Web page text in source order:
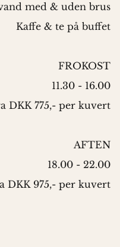
med & uden brus
Kaffe & te på buffet
FROKOST
11.30 - 16.00
DKK 775,- per kuvert
AFTEN
18.00 - 22.00
DKK 975,- per kuvert